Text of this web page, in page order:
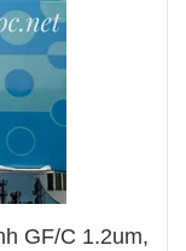
GF/C 1.2um,